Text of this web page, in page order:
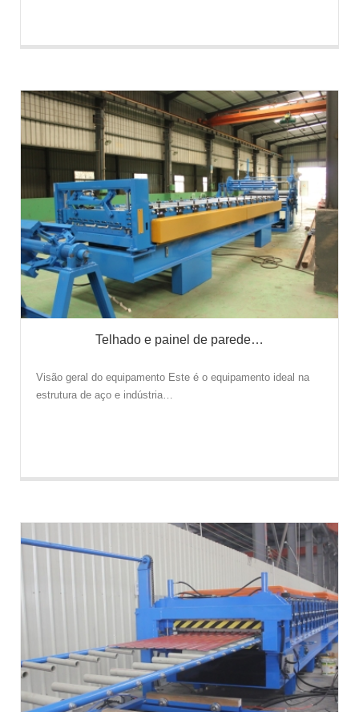
Telhado e painel de parede…
Visão geral do equipamento Este é o equipamento ideal na
estrutura de aço e indústria…